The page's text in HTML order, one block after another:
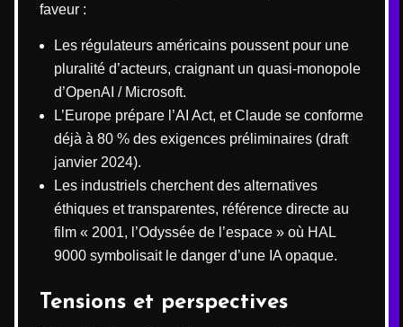
faveur :
Les régulateurs américains poussent pour une
pluralité d’acteurs, craignant un quasi-monopole
d’OpenAI / Microsoft.
L’Europe prépare l’AI Act, et Claude se conforme
déjà à 80 % des exigences préliminaires (draft
janvier 2024).
Les industriels cherchent des alternatives
éthiques et transparentes, référence directe au
film « 2001, l’Odyssée de l’espace » où HAL
9000 symbolisait le danger d’une IA opaque.
Tensions et perspectives